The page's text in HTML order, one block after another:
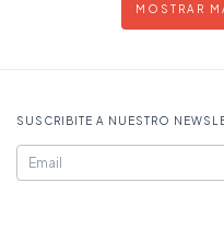
MOSTRAR
SUSCRIBITE A NUESTRO